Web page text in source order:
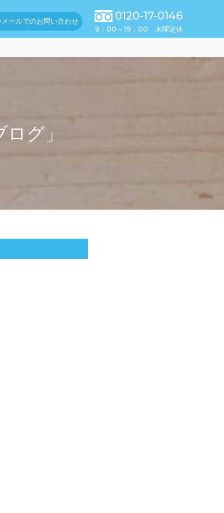
メールでのお問い合わせ 0120-17-0146
9：00～19：00 水曜定休
グ」